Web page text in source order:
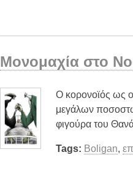
Μονομαχία στο
Ο κορονοϊός ως ο
μεγάλων
φιγούρα του
Tags: Boligan,